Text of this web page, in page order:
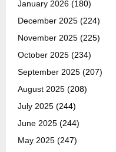
January 2026 (180)
December 2025 (224)
November 2025 (225)
October 2025 (234)
September 2025 (207)
August 2025 (208)
July 2025 (244)
June 2025 (244)
May 2025 (247)